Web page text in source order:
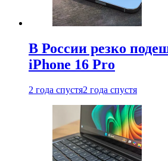
В России резко
iPhone 16 Pro
2 года спустя2 года спустя